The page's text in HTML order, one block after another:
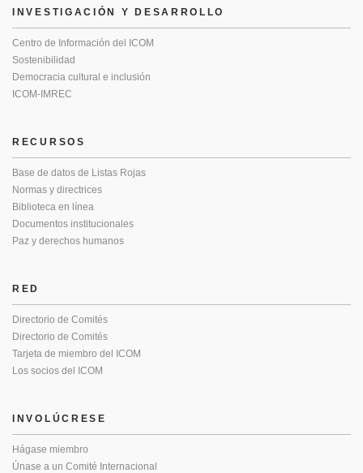
INVESTIGACIÓN Y DESARROLLO
Centro de Información del ICOM
Sostenibilidad
Democracia cultural e inclusión
ICOM-IMREC
RECURSOS
Base de datos de Listas Rojas
Normas y directrices
Biblioteca en línea
Documentos institucionales
Paz y derechos humanos
RED
Directorio de Comités
Directorio de Comités
Tarjeta de miembro del ICOM
Los socios del ICOM
INVOLÚCRESE
Hágase miembro
Únase a un Comité Internacional